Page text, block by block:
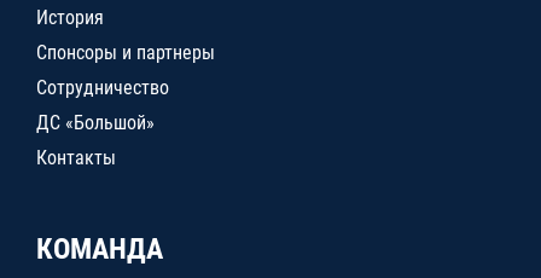
История
Спонсоры и партнеры
Сотрудничество
ДС «Большой»
Контакты
КОМАНДА